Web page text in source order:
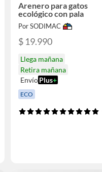
Arenero para gatos
ecológico con pala
Por SODIMAC
$ 19.990
Llega mañana
Retira mañana
EnvíoPlus+
ECO